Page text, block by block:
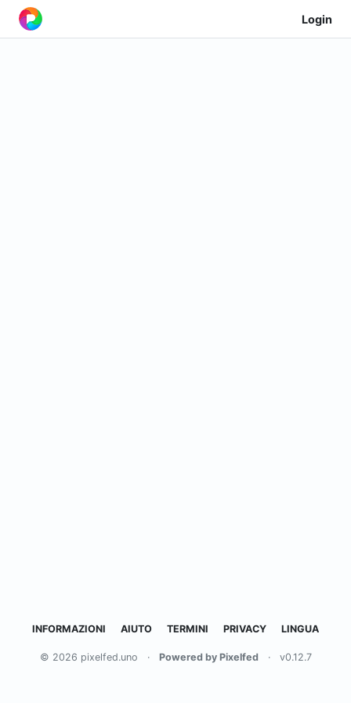
Login
INFORMAZIONI AIUTO TERMINI PRIVACY LINGUA
© 2026 pixelfed.uno · Powered by Pixelfed · v0.12.7